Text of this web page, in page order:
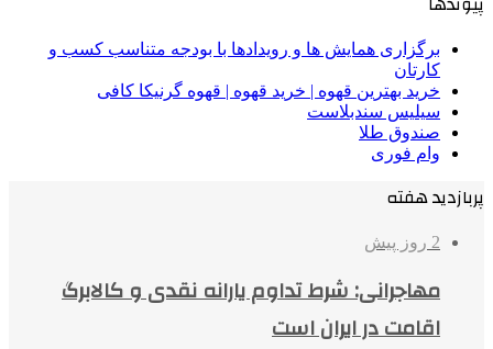
برگزاری همایش ها و رویدادها با بودجه متناسب کسب و
کارتان
خرید بهترین قهوه | خرید قهوه | قهوه گرنیکا کافی
سیلیس سندبلاست
صندوق طلا
وام فوری
پربازدید هفته
2 روز پیش
مهاجرانی: شرط تداوم یارانه نقدی و کالابرگ
اقامت در ایران است